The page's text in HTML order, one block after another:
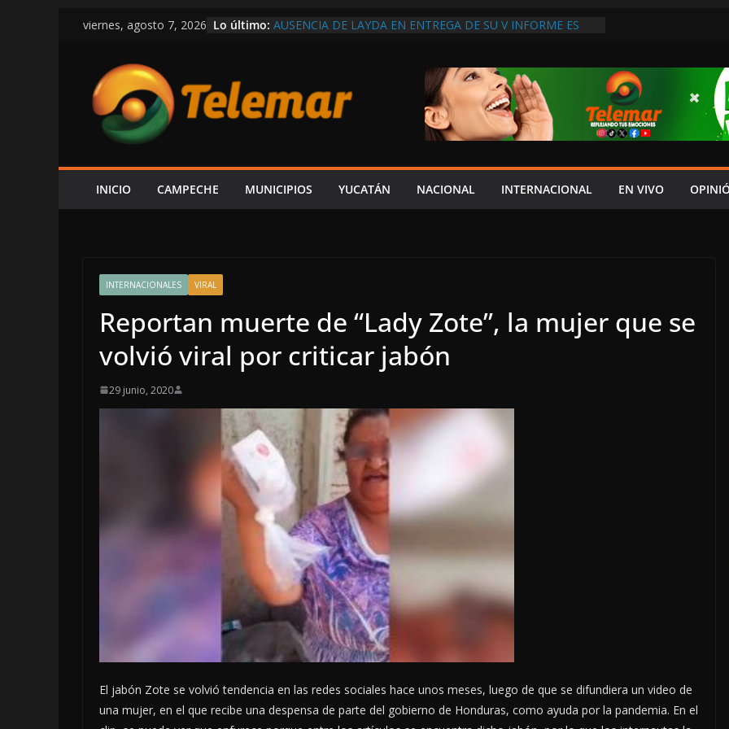
Saltar
contenido
viernes, agosto 7, 2026 Lo último: AUSENCIA DE LAYDA EN ENTREGA DE SU V INFORME ES
COMUNIDAD IMPARABLE DEL AYUNTAMIENTO DE
CAMPECHE LLEGA A SAN AGUSTÍN OLÁ
LAMENTA PAUL ARCE EL PÉSIMO SERVICIO DE SALUD EN
EL ESTADO; “VECINOS DE LA LEOVIGILDO ACUSAN FALTA
DE MEDICINAS Y DE ATENCIÓN”
POR ACTOS ANTICIPADOS DE CAMPAÑA; EXIGE REVISAR
ORIGEN DE RECURSOS UTILIZADOS
INICIO CAMPECHE MUNICIPIOS YUCATÁN NACIONAL INTERNACIONAL EN VIVO
INTERNACIONALES VIRAL
Reportan muerte de “Lady Zote”, la mujer que se
volvió viral por criticar jabón
29 junio, 2020
El jabón Zote se volvió tendencia en las redes sociales hace unos meses, luego de que se difundiera un video de
una mujer, en el que recibe una despensa de parte del gobierno de Honduras, como ayuda por la pandemia. En el
LOCALES OPINIÓN
EN LAS TRIPAS DEL
JAGUAR: 06 DE AGOSTO
DE 2026
EN LAS TRIPAS DEL
JAGUAR: 07 DE AGOSTO